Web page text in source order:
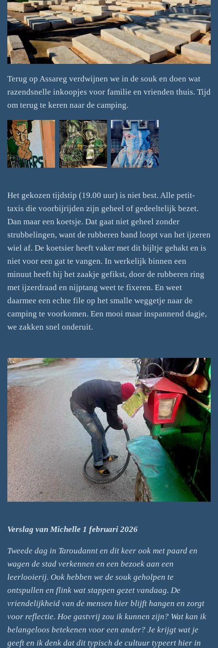
Terug op Assareg verdwijnen we in de souk en doen wat
razendsnelle inkoopjes voor familie en vrienden thuis. Tijd
om terug te keren naar de camping.
Het gekozen tijdstip (19.00 uur) is niet best. Alle petit-
taxis die voorbijrijden zijn geheel of gedeeltelijk bezet.
Dan maar een koetsje. Dat gaat niet geheel zonder
strubbelingen, want de rubberen band loopt van het ijzeren
wiel af. De koetsier heeft vaker met dit bijltje gehakt en is
niet voor een gat te vangen. In werkelijk binnen een
minuut heeft hij het zaakje gefikst, door de rubberen ring
met ijzerdraad en nijptang weet te fixeren. En weet
daarmee een echte file op het smalle weggetje naar de
camping te voorkomen. Een mooi maar inspannend dagje,
we zakken snel onderuit.
Verslag van Michelle 1 februari 2026
Tweede dag in Taroudannt en dit keer ook met paard en
wagen de stad verkennen en een bezoek aan een
leerlooierij. Ook hebben we de souk geholpen te
ontspullen en flink wat stappen gezet vandaag. De
vriendelijkheid van de mensen hier blijft hangen en zorgt
voor reflectie. Hoe gastvrij zou ik kunnen zijn? Wat kan ik
belangeloos betekenen voor een ander? Je krijgt wat je
geeft en ik denk dat dit typisch de cultuur typeert hier in